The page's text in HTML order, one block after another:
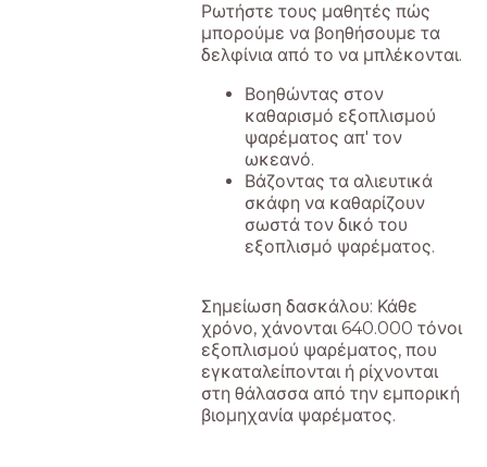
Ρωτήστε τους μαθητές πώς
μπορούμε να βοηθήσουμε τα
δελφίνια από το να μπλέκονται.
Βοηθώντας στον
καθαρισμό εξοπλισμού
ψαρέματος απ' τον
ωκεανό.
Βάζοντας τα αλιευτικά
σκάφη να καθαρίζουν
σωστά τον δικό του
εξοπλισμό ψαρέματος.
Σημείωση δασκάλου: Κάθε
χρόνο, χάνονται 640.000 τόνοι
εξοπλισμού ψαρέματος, που
εγκαταλείπονται ή ρίχνονται
στη θάλασσα από την εμπορική
βιομηχανία ψαρέματος.